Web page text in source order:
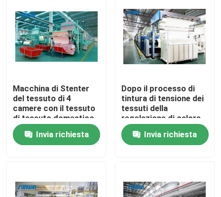
macchina dello stenter del tessuto
Macchina di Stenter dell'aria calda
Macchina di Stenter del tessuto
Asciugatrice del tessuto
Rifinitrice del tessuto
Macchina di Stenter
del tessuto di 4
camere con il tessuto
di tessuto domestico
del dispositivo in lotti
del rotoloInvia richiesta
Dopo il processo di
tintura di tensione dei
tessuti della
regolazione di calore
della macchina di
Stenter del tessuto
del tessuto in tessuto
Invia richiesta